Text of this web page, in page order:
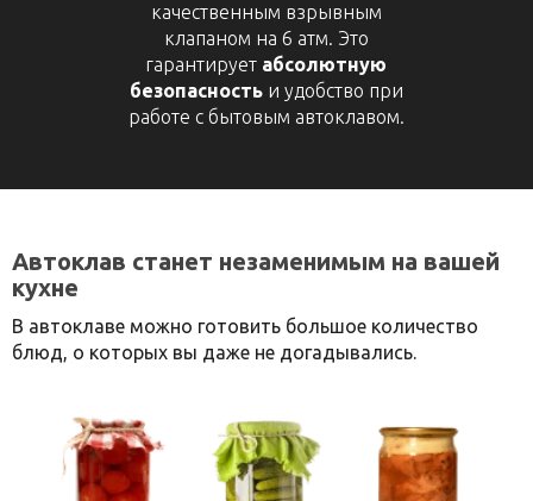
качественным взрывным
клапаном на 6 атм. Это
гарантирует абсолютную
безопасностьи удобство при
работе с бытовым автоклавом.
Автоклав станет незаменимым на вашей
кухне
В автоклаве можно готовить большое количество
блюд, о которых вы даже не догадывались.